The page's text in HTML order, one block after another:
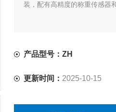
装，配有高精度的称重传感器
产品型号：ZH
更新时间： 2025-10-15